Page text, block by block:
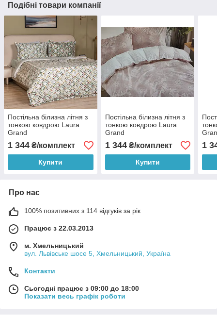
Подібні товари компанії
Постільна білизна літня з
тонкою ковдрою Laura
Grand
1 344 ₴/комплект
Купити
Постільна білизна літня з
тонкою ковдрою Laura
Grand
1 344₴/комплект
Купити
1
Про нас
100% позитивних з 114 відгуків за рік
Працює з 22.03.2013
м. Хмельницький
вул. Львівське шосе 5, Хмельницький, Україна
Контакти
Сьогодні працює з 09:00 до 18:00
Показати весь графік роботи